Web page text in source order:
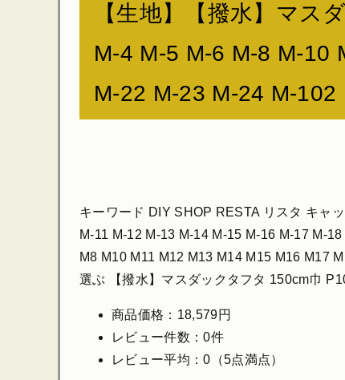
【生地】【撥水】マス
M-4 M-5 M-6 M-8 M-10
M-22 M-23 M-24 M-
キーワード DIY SHOP RESTA リスタ キャ
M-11 M-12 M-13 M-14 M-15 M-16 M-17 M-
M8 M10 M11 M12 M13 M14 M15 M16 M17
選ぶ 【撥水】マスダックタフタ 150cm巾
商品価格：18,579円
レビュー件数：0件
レビュー平均：0（5点満点）